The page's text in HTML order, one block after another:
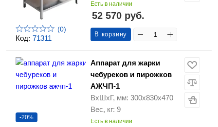
Код: 71311
(0)
Есть в наличии
52 570 руб.
В корзину
-20%
Аппарат для жарки
чебуреков и пирожков
АЖЧП-1
ВхШхГ, мм: 300х830х470
Вес, кг: 9
Есть в наличии